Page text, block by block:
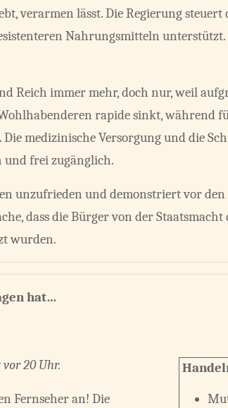
verarmen lässt. Die Regierung steuert
Nahrungsmitteln unterstützt.
Reich immer mehr, doch nur, weil
rapide sinkt, während
medizinische Versorgung und die
und frei zugänglich.
unzufrieden und demonstriert vor
dass die Bürger von der
wurden.
hat…
20 Uhr.
Fernseher an! Die